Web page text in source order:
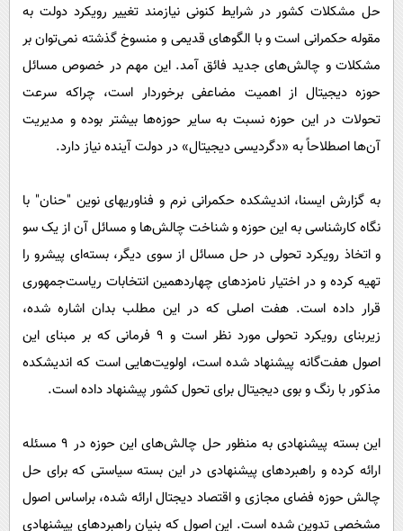
حوادث
سلامت
فرهنگی
بین الملل
حیات وحش
سیاست خارجی
دانلود
حل مشکلات کشور در شرایط کنونی نیازمند تغییر رویکرد دولت به
مقوله حکمرانی است و با الگوهای قدیمی و منسوخ گذشته نمی‌توان بر
مشکلات و چالش‌های جدید فائق آمد. این مهم در خصوص مسائل
حوزه دیجیتال از اهمیت مضاعفی برخوردار است، چراکه سرعت
تحولات در این حوزه نسبت به سایر حوزه‌ها بیشتر بوده و مدیریت
آن‌ها اصطلاحاً به «دگردیسی دیجیتال» در دولت آینده نیاز دارد.
به گزارش ایسنا، اندیشکده حکمرانی نرم و فناوری­های نوین "حنان" با
نگاه کارشناسی به این حوزه و شناخت چالش‌ها و مسائل آن از یک سو
و اتخاذ رویکرد تحولی در حل مسائل از سوی دیگر، بسته‌ای پیشرو را
تهیه کرده و در اختیار نامزدهای چهاردهمین انتخابات ریاست‌جمهوری
قرار داده است. هفت اصلی که در این مطلب بدان اشاره شده،
زیربنای رویکرد تحولی مورد نظر است و ۹ فرمانی که بر مبنای این
اصول هفت‌گانه پیشنهاد شده است، اولویت‌هایی است که اندیشکده
مذکور با رنگ و بوی دیجیتال برای تحول کشور پیشنهاد داده است.
این بسته پیشنهادی به منظور حل چالش‌های این حوزه در ۹ مسئله
ارائه کرده و راهبردهای پیشنهادی در این بسته سیاستی که برای حل
چالش حوزه فضای مجازی و اقتصاد دیجتال ارائه شده، براساس اصول
مشخصی تدوین شده است. این اصول که بنیان راهبردهای پیشنهادی